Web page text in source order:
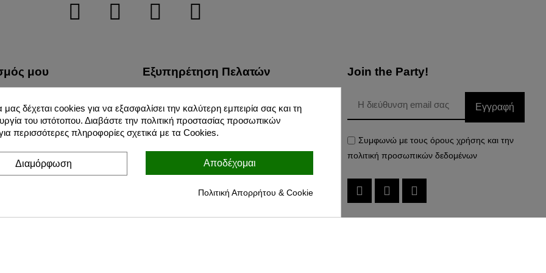
μου
προϊόντων μου
μου
μου πληροφορίες
Εξυπηρέτηση Πελατών
Προστασία Προσωπικών Δεδομένων
Όροι Χρήσης
Για Εμάς
Τρόποι Πληρωμών
Join the Party!
Εγγραφή
Συμφωνώ με τους όρους χρήσης και την
πολιτική προσωπικών δεδομένων
μας δέχεται cookies για να εξασφαλίσει την καλύτερη εμπειρία σας και τη
του ιστότοπου. Διαβάστε την πολιτική προστασίας προσωπικών
περισσότερες πληροφορίες σχετικά με τα Cookies.
Αποδέχομαι
Διαμόρφωση
Πολιτική Απορρήτου & Cookie